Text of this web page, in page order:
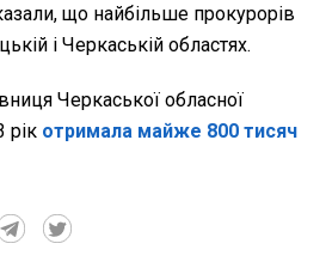
що найбільше прокурорів
і Черкаській областях.
Черкаської обласної
рік отримала майже 800 тисяч